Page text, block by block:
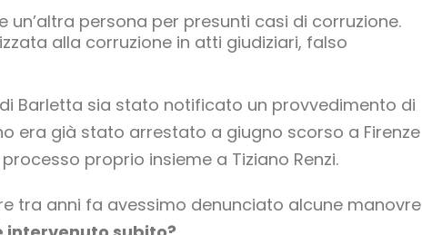
persona per presunti casi di corruzione.
alla corruzione in atti giudiziari, falso
Barletta sia stato notificato un provvedimento di
era già stato arrestato a giugno scorso a Firenze
proprio insieme a Tiziano Renzi.
tra anni fa avessimo denunciato alcune manovre